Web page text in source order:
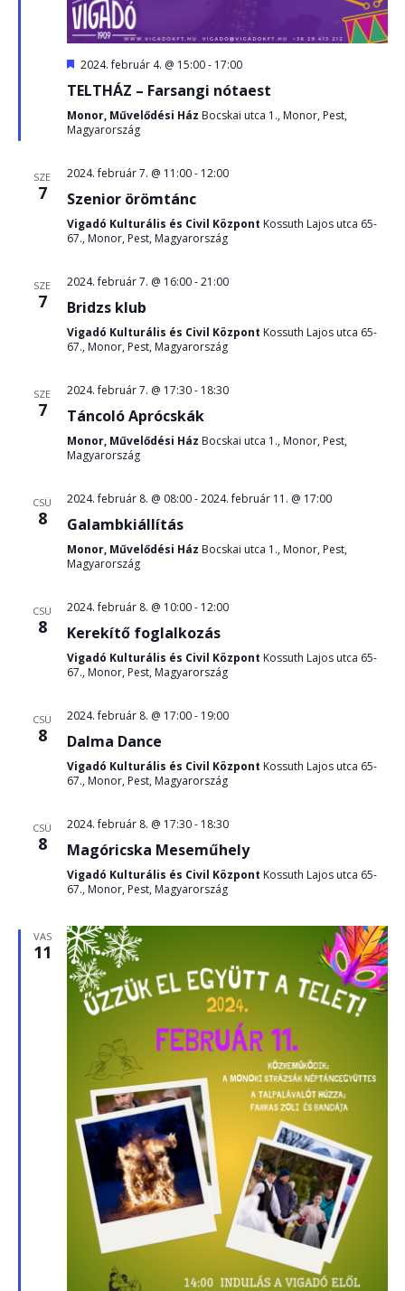
Kiemelt
2024. február 4. @ 15:00- 17:00
TELTHÁZ – Farsangi nótaest
Monor, Művelődési Ház Bocskai utca 1., Monor, Pest,
Magyarország
SZE
7
2024. február 7. @ 11:00- 12:00
Szenior örömtánc
Vigadó Kulturális és Civil Központ Kossuth Lajos utca 65-
67., Monor, Pest, Magyarország
SZE
7
2024. február 7. @ 16:00-21:00
Bridzs klub
Vigadó Kulturális és Civil Központ Kossuth Lajos utca 65-
67., Monor, Pest, Magyarország
SZE
7
2024. február 7. @ 17:30- 18:30
Táncoló Aprócskák
Monor, Művelődési Ház Bocskai utca 1., Monor, Pest,
Magyarország
CSÜ
8
2024. február 8. @ 08:00-2024. február 11. @ 17:00
Galambkiállítás
Monor, Művelődési Ház Bocskai utca 1., Monor, Pest,
Magyarország
CSÜ
8
2024. február 8. @ 10:00- 12:00
Kerekítő foglalkozás
Vigadó Kulturális és Civil Központ Kossuth Lajos utca 65-
67., Monor, Pest, Magyarország
CSÜ
8
2024. február 8. @ 17:00- 19:00
Dalma Dance
Vigadó Kulturális és Civil Központ Kossuth Lajos utca 65-
67., Monor, Pest, Magyarország
CSÜ
8
2024. február 8. @ 17:30- 18:30
Magóricska Meseműhely
Vigadó Kulturális és Civil Központ Kossuth Lajos utca 65-
67., Monor, Pest, Magyarország
VAS
11